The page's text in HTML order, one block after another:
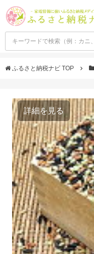
ふるさと納税ナビ TOP
詳細を見る